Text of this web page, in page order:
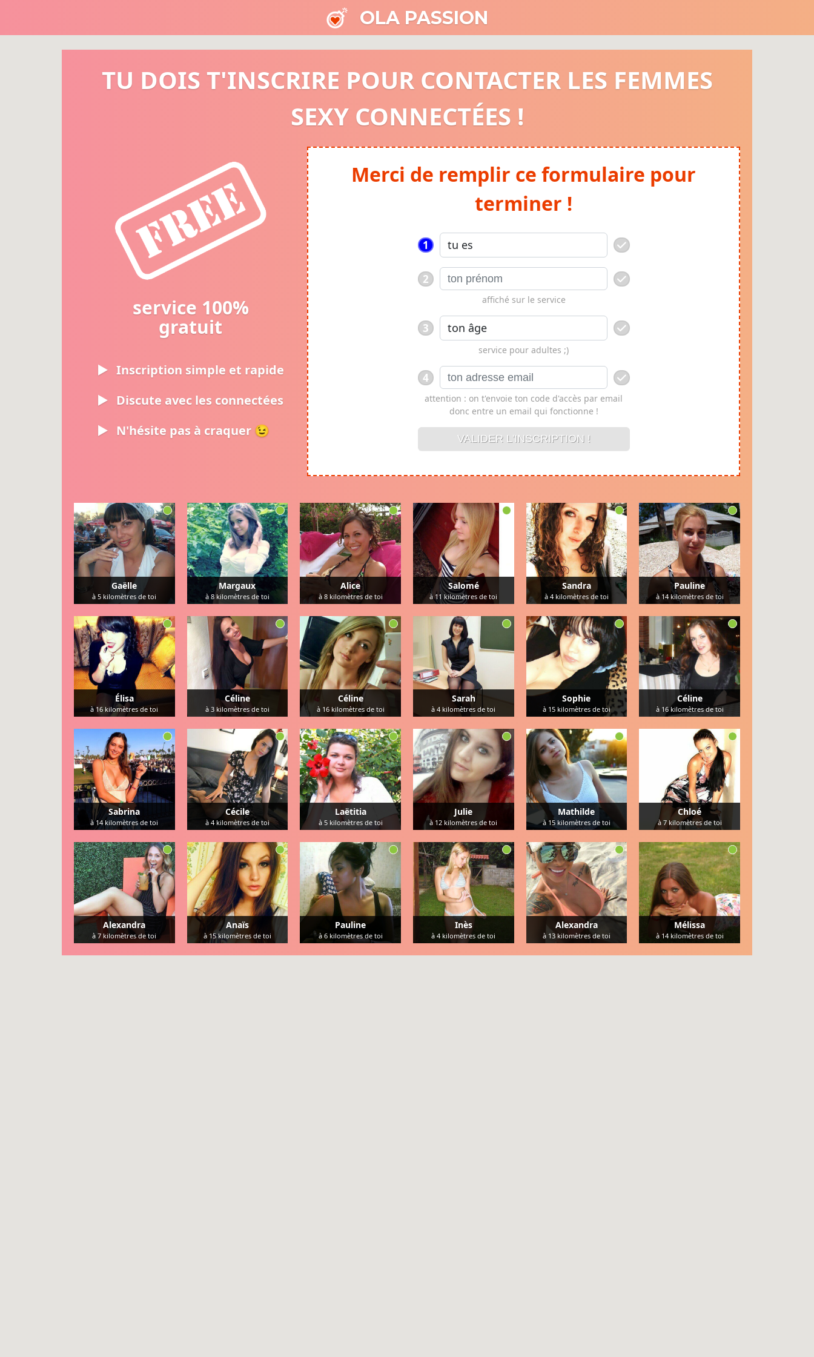
OLA PASSION
TU DOIS T'INSCRIRE POUR CONTACTER LES FEMMES
SEXY CONNECTÉES !
service 100%
gratuit
Inscription simple et rapide
Discute avec les connectées
N'hésite pas à craquer 😉
Merci de remplir ce formulaire pour
terminer !
1
2
affiché sur le service
3
service pour adultes ;)
4
attention : on t'envoie ton code d'accès par email
donc entre un email qui fonctionne !
VALIDER L'INSCRIPTION !
VALIDER L'INSCRIPTION !
Gaëlle
à 5 kilomètres de toi
Margaux
à 8kilomètres de toi
Alice
à 8kilomètres de toi
Salomé
à 11kilomètres de toi
Sandra
à 4kilomètres de toi
Pauline
à 14kilomètres de toi
Élisa
à 16 kilomètres de toi
Céline
à 3kilomètres de toi
Céline
à 16kilomètres de toi
Sarah
à4 kilomètres de toi
Sophie
à 15kilomètres de toi
Céline
à 16kilomètres de toi
Sabrina
à14kilomètres de toi
Cécile
à 4kilomètres de toi
Laëtitia
à 5kilomètres de toi
Julie
à 12 kilomètres de toi
Mathilde
à 15kilomètres de toi
Chloé
à 7kilomètres de toi
Alexandra
à7 kilomètres de toi
Anaïs
à 15kilomètres de toi
Pauline
à 6kilomètres de toi
Inès
à4 kilomètres de toi
Alexandra
à 13kilomètres de toi
Mélissa
à 14kilomètres de toi